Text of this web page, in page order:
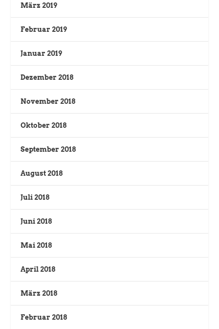
März 2019
Februar 2019
Januar 2019
Dezember 2018
November 2018
Oktober 2018
September 2018
August 2018
Juli 2018
Juni 2018
Mai 2018
April 2018
März 2018
Februar 2018